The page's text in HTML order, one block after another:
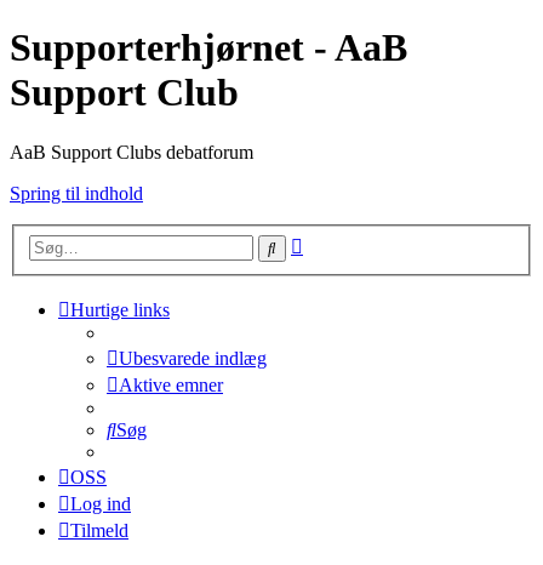
Supporterhjørnet - AaB
Support Club
AaB Support Clubs debatforum
Spring til indhold
Søg
Hurtige links
Ubesvarede indlæg
Aktive emner
Søg
OSS
Log ind
Tilmeld